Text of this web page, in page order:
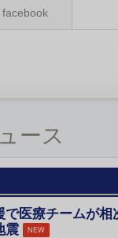
facebook
ース
で医療チームが相
震
NEW